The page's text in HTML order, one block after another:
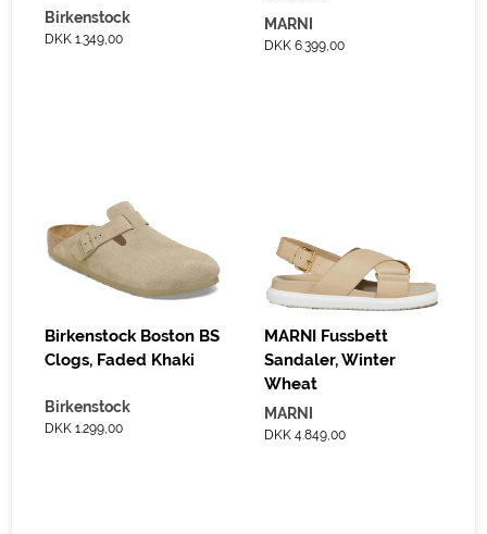
Birkenstock
DKK 1.349,00
MARNI
DKK 6.399,00
Birkenstock Boston BS
Clogs, Faded Khaki
Birkenstock
DKK 1.299,00
MARNI Fussbett
Sandaler, Winter
Wheat
MARNI
DKK 4.849,00